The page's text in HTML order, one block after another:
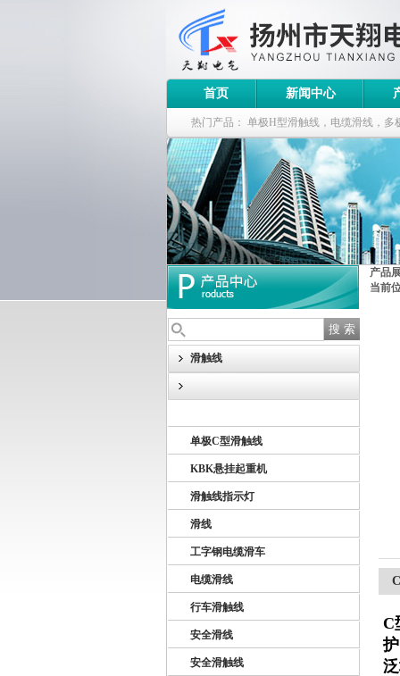
扬州市天翔电气有限公司
首页 新闻中心
热门产品： 单极H型滑触线，电缆滑线，多
钢电缆滑车
滑触线
U10型滑触线
单极C型滑触线
KBK悬挂起重机
滑触线指示灯
滑线
工字钢电缆滑车
电缆滑线
行车滑触线
安全滑线
安全滑触线
产品
当前
C